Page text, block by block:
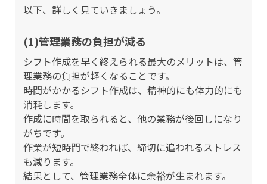
以下、詳しく見ていきましょう。
(1)管理業務の負担が減る
シフト作成を早く終えられる最大のメリットは、管
理業務の負担が軽くなることです。
時間がかかるシフト作成は、精神的にも体力的にも
消耗します。
作成に時間を取られると、他の業務が後回しになり
がちです。
作業が短時間で終われば、締切に追われるストレス
も減ります。
結果として、管理業務全体に余裕が生まれます。